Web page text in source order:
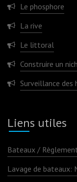
Le phosphore
La rive
Le littoral
Construire un
Surveillance des
Liens utiles
Bateaux /
Lavage de bateaux: